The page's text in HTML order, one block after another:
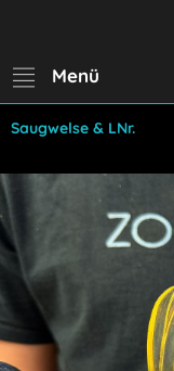
Menü
Saugwelse & LNr.